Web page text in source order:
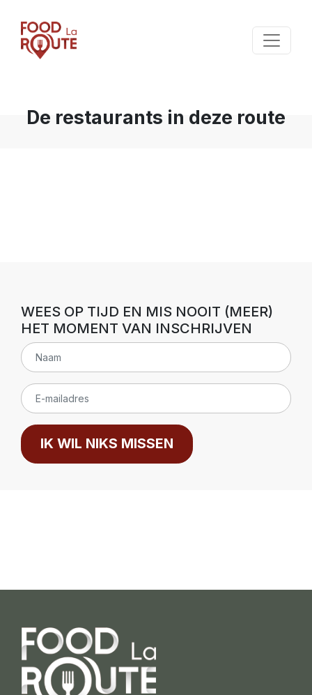
De restaurants in deze route
WEES OP TIJD EN MIS NOOIT (MEER)
HET MOMENT VAN INSCHRIJVEN
IK WIL NIKS MISSEN